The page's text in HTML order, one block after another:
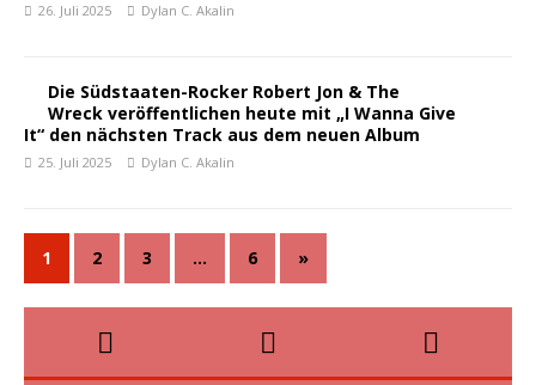
26. Juli 2025 Dylan C. Akalin
Die Südstaaten-Rocker Robert Jon & The
Wreck veröffentlichen heute mit „I Wanna Give
It“ den nächsten Track aus dem neuen Album
25. Juli 2025 Dylan C. Akalin
1 2 3 … 6 »